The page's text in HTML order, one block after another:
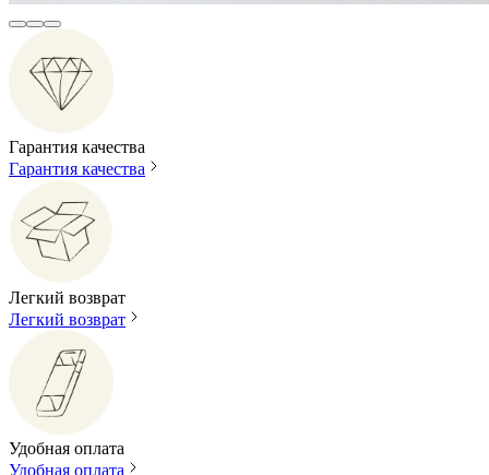
Гарантия качества
Гарантия качества
Легкий возврат
Легкий возврат
Удобная оплата
Удобная оплата